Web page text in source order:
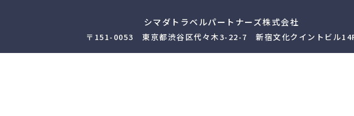
シマダトラベルパートナーズ株式会社
〒151-0053 東京都渋谷区代々木3-22-7 新宿文化クイントビル